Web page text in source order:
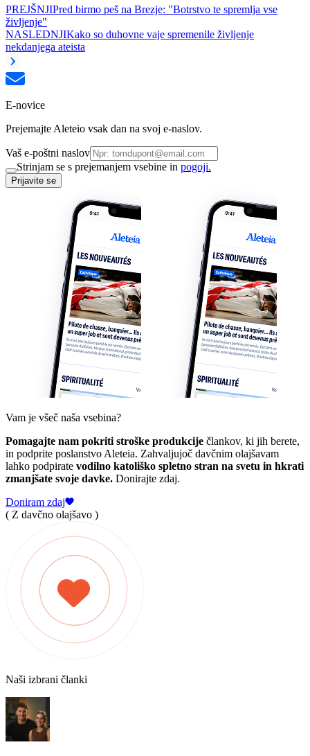
PREJŠNJIPred birmo peš na Brezje: "Botrstvo te spremlja vse
življenje"
NASLEDNJIKako so duhovne vaje spremenile življenje
nekdanjega ateista
E-novice
Prejemajte Aleteio vsak dan na svoj e-naslov.
Vaš e-poštni naslov
Strinjam se s prejemanjem vsebine in pogoji.
Prijavite se
Vam je všeč naša vsebina?
Pomagajte nam pokriti stroške produkcije člankov, ki jih berete,
in podprite poslanstvo Aleteia. Zahvaljujoč davčnim olajšavam
lahko podpirate vodilno katoliško spletno stran na svetu in hkrati
zmanjšate svoje davke. Donirajte zdaj.
Doniram zdaj
( Z davčno olajšavo )
Naši izbrani članki